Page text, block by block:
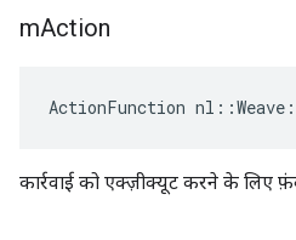
mAction
ActionFunction
कार्रवाई को एक्ज़ीक्यूट करने के लिए